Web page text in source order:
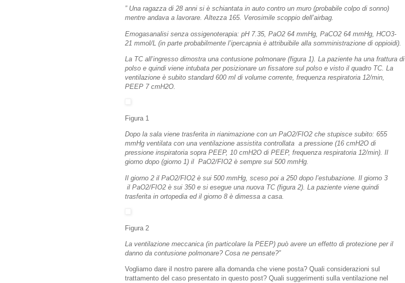
” Una ragazza di 28 anni si è schiantata in auto contro un muro (probabile colpo di sonno)
mentre andava a lavorare. Altezza 165. Verosimile scoppio dell’airbag.
Emogasanalisi senza ossigenoterapia: pH 7.35, PaO2 64 mmHg, PaCO2 64 mmHg, HCO3-
21 mmol/L (in parte probabilmente l’ipercapnia è attribuibile alla somministrazione di oppioidi).
La TC all’ingresso dimostra una contusione polmonare (figura 1). La paziente ha una frattura di
polso e quindi viene intubata per posizionare un fissatore sul polso e visto il quadro TC. La
ventilazione è subito standard 600 ml di volume corrente, frequenza respiratoria 12/min,
PEEP 7 cmH2O.
Figura 1
Dopo la sala viene trasferita in rianimazione con un PaO2/FIO2 che stupisce subito: 655
mmHg ventilata con una ventilazione assistita controllata a pressione (16 cmH2O di
pressione inspiratoria sopra PEEP, 10 cmH2O di PEEP, frequenza respiratoria 12/min). Il
giorno dopo (giorno 1) il PaO2/FIO2 è sempre sui 500 mmHg.
Il giorno 2 il PaO2/FIO2 è sui 500 mmHg, sceso poi a 250 dopo l’estubazione. Il giorno 3
il PaO2/FIO2 è sui 350 e si esegue una nuova TC (figura 2). La paziente viene quindi
trasferita in ortopedia ed il giorno 8 è dimessa a casa.
Figura 2
La ventilazione meccanica (in particolare la PEEP) può avere un effetto di protezione per il
danno da contusione polmonare? Cosa ne pensate?”
Vogliamo dare il nostro parere alla domanda che viene posta? Quali considerazioni sul
trattamento del caso presentato in questo post? Quali suggerimenti sulla ventilazione nel